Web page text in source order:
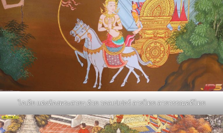
ไอเดีย แต่งห้องพระสวยๆ ด้วย วอลเปเปอร์ ลายไทย ลายวรรณคดีไทย